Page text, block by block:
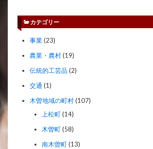
カテゴリー
事業(23)
農業・農村(19)
伝統的工芸品 (2)
交通 (1)
木曽地域の町村(107)
上松町(14)
木曽町(58)
南木曽町(13)